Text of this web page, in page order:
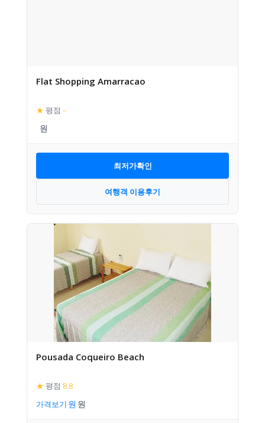
Flat Shopping Amarracao
★ 평점 –
최저가확인
여행객 이용후기
Pousada Coqueiro Beach
★ 평점 8.8
가격보기